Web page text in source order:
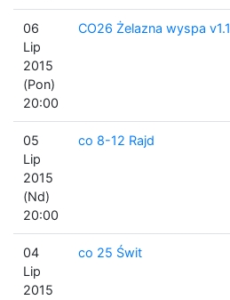
06
Lip
2015
(Pon)
20:00
CO26 Żelazna wyspa v1.1
05
Lip
2015
(Nd)
20:00
co 8-12 Rajd
04
Lip
2015
co 25 Świt